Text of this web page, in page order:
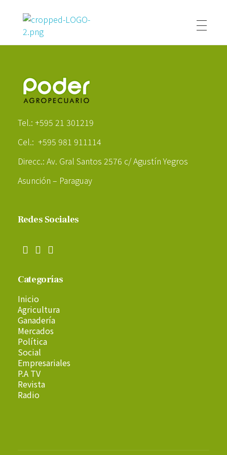
Poder Agropecuario
Tel.: +595 21 301219
Cel.: +595 981 911114
Direcc.: Av. Gral Santos 2576 c/ Agustín Yegros
Asunción – Paraguay
Redes Sociales
Categorías
Inicio
Agricultura
Ganadería
Mercados
Política
Social
Empresariales
P.A TV
Revista
Radio